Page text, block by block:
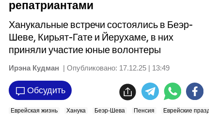
репатриантами
Ханукальные встречи состоялись в Беэр-
Шеве, Кирьят-Гате и Йерухаме, в них
приняли участие юные волонтеры
Ирэна Кудман | Опубликовано: 17.12.25 | 13:49
Обсудить
Еврейская жизнь Ханука Беэр-Шева Пенсия Еврейские